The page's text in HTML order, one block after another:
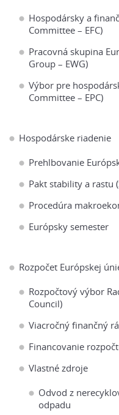
Hospodársky a
Committee – EFC)
Pracovná skupina
Group – EWG)
Výbor pre
Committee – EPC)
Hospodárske riadenie
Prehlbovanie
Pakt stability a rastu
Procedúra
Európsky semester
Rozpočet Európskej
Rozpočtový výbor
Council)
Viacročný finančný
Financovanie
Vlastné zdroje
Odvod z
odpadu